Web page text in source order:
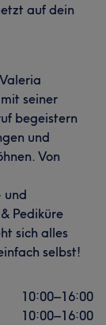
auf dein
seiner
begeistern
und
Von
und
Pediküre
sich alles
selbst!
10:00–16:00
10:00–16:00